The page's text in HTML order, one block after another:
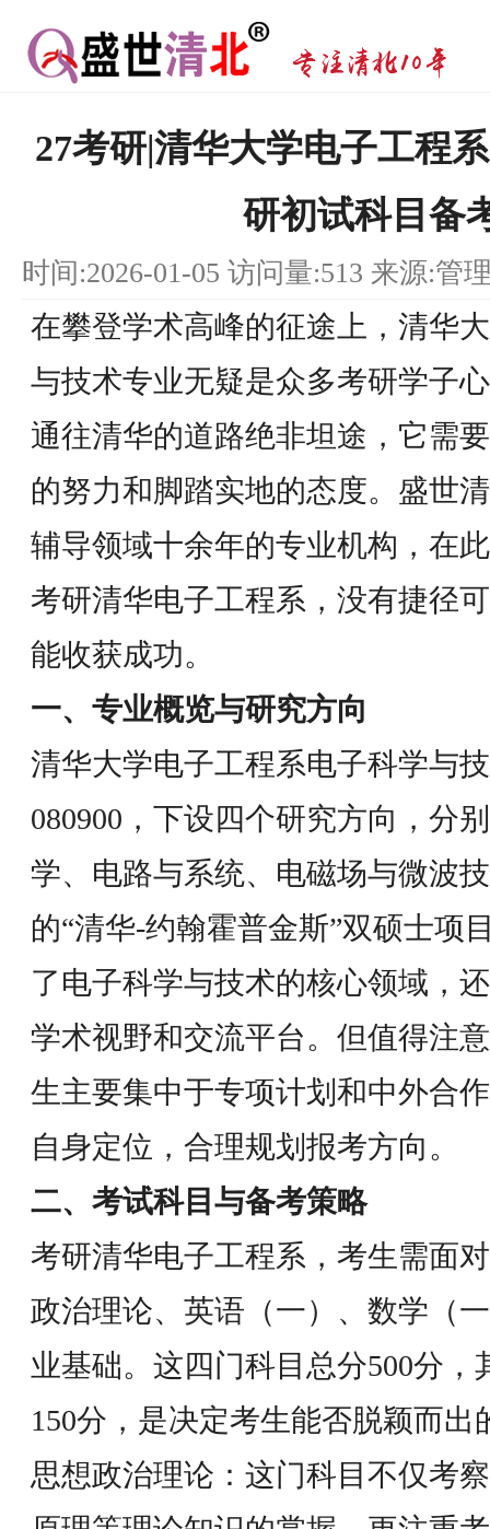
27考研|清华大学电子工程
研初试科目备
时间:2026-01-05 访问量:513 来源:管
在攀登学术高峰的征途上，清华
与技术专业无疑是众多考研学子
通往清华的道路绝非坦途，它需
的努力和脚踏实地的态度。盛世
辅导领域十余年的专业机构，在
考研清华电子工程系，没有捷径
能收获成功。
一、专业概览与研究方向
清华大学电子工程系电子科学与
080900，下设四个研究方向，分
学、电路与系统、电磁场与微波
的“清华-约翰霍普金斯”双硕士项
了电子科学与技术的核心领域，
学术视野和交流平台。但值得注
生主要集中于专项计划和中外合
自身定位，合理规划报考方向。
二、考试科目与备考策略
考研清华电子工程系，考生需面
政治理论、英语（一）、数学（
业基础。这四门科目总分500分
150分，是决定考生能否脱颖而出
思想政治理论：这门科目不仅考